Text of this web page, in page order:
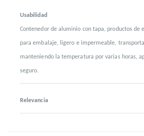
Usabilidad
Contenedor de aluminio con tapa, productos de
para embalaje, ligero e impermeable,
manteniendo la temperatura por varias horas,
seguro.
Relevancia